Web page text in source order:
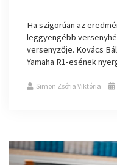
Ha szigorúan az
leggyengébb
versenyzője. Kovács
Yamaha R1-esének
Simon Zsófia Viktória